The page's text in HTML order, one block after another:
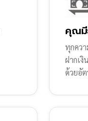
คุณมี
ทุกควา
ฝากเงิ
ด้วยอั